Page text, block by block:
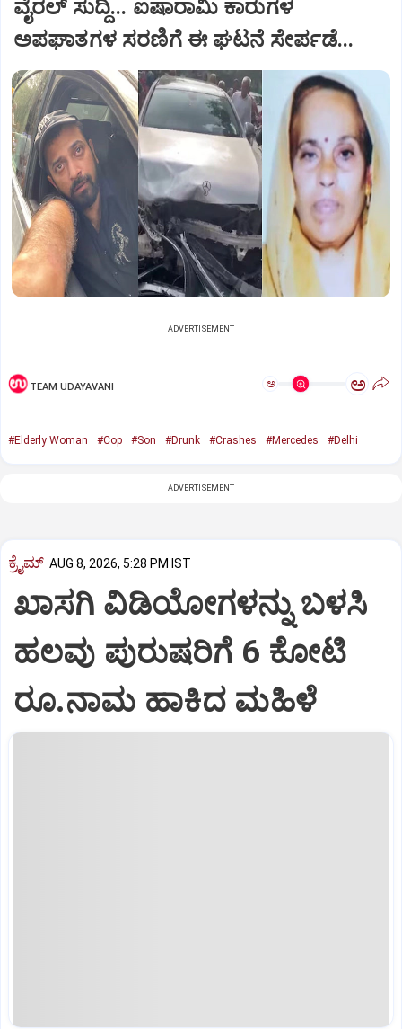
ವೈರಲ್ ಸುದ್ದಿ... ಐಷಾರಾಮಿ ಕಾರುಗಳ
ಅಪಘಾತಗಳ ಸರಣಿಗೆ ಈ ಘಟನೆ ಸೇರ್ಪಡೆ...
ADVERTISEMENT
TEAM UDAYAVANI ಅ ಅ
#Elderly Woman #Cop #Son #Drunk #Crashes #Mercedes #Delhi
ADVERTISEMENT
ಕ್ರೈಮ್ AUG 8, 2026, 5:28 PM IST
ಖಾಸಗಿ ವಿಡಿಯೋಗಳನ್ನು ಬಳಸಿ
ಹಲವು ಪುರುಷರಿಗೆ 6 ಕೋಟಿ
ರೂ.ನಾಮ ಹಾಕಿದ ಮಹಿಳೆ